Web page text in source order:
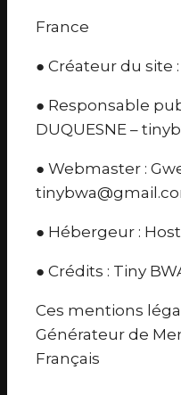
France
● Créateur du site
● Responsable
DUQUESNE –
● Webmaster :
● Hébergeur :
● Crédits : Tiny
Ces mentions
Générateur de
Français